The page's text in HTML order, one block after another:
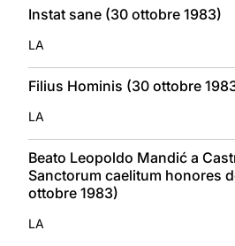
Instat sane (30 ottobre 1983)
LA
Filius Hominis (30 ottobre
LA
Beato Leopoldo Mandić a
Sanctorum caelitum honores
ottobre 1983)
LA